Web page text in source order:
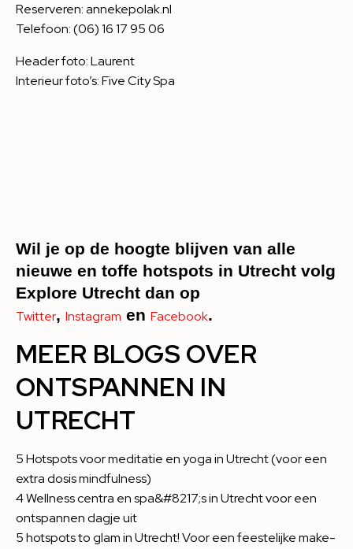
Reserveren:annekepolak.nl
Telefoon: (06) 16 17 95 06
Header foto: Laurent
Interieur foto’s: Five City Spa
Wil je op de hoogte blijven van alle
nieuwe en toffe hotspots in Utrecht volg
Explore Utrecht dan op
Twitter, Instagram en Facebook.
MEER BLOGS OVER
ONTSPANNEN IN
UTRECHT
5 Hotspots voor meditatie en yoga in Utrecht (voor een
extra dosis mindfulness)
4 Wellness centra en spa&#8217;s in Utrecht voor een
ontspannen dagje uit
5 hotspots to glam in Utrecht! Voor een feestelijke make-